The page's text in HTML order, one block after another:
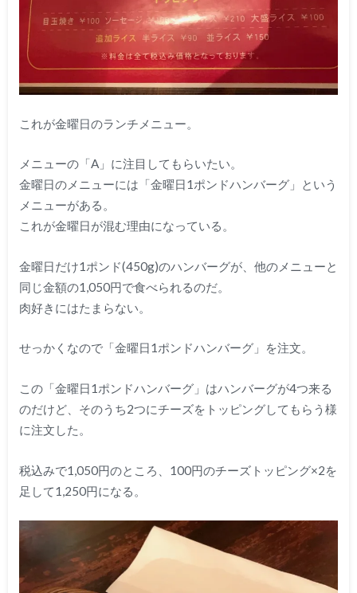
これが金曜日のランチメニュー。
メニューの「A」に注目してもらいたい。
金曜日のメニューには「金曜日1ポンドハンバーグ」という
メニューがある。
これが金曜日が混む理由になっている。
金曜日だけ1ポンド(450g)のハンバーグが、他のメニューと
同じ金額の1,050円で食べられるのだ。
肉好きにはたまらない。
せっかくなので「金曜日1ポンドハンバーグ」を注文。
この「金曜日1ポンドハンバーグ」はハンバーグが4つ来る
のだけど、そのうち2つにチーズをトッピングしてもらう様
に注文した。
税込みで1,050円のところ、100円のチーズトッピング×2を
足して1,250円になる。